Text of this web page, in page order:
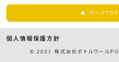
▲ ページTOP
個人情報保護方針
© 2021 株式会社ボトルワール